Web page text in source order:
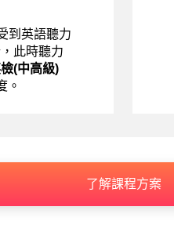
到英語聽力
此時聽力
(中高級)
。
了解課程方案